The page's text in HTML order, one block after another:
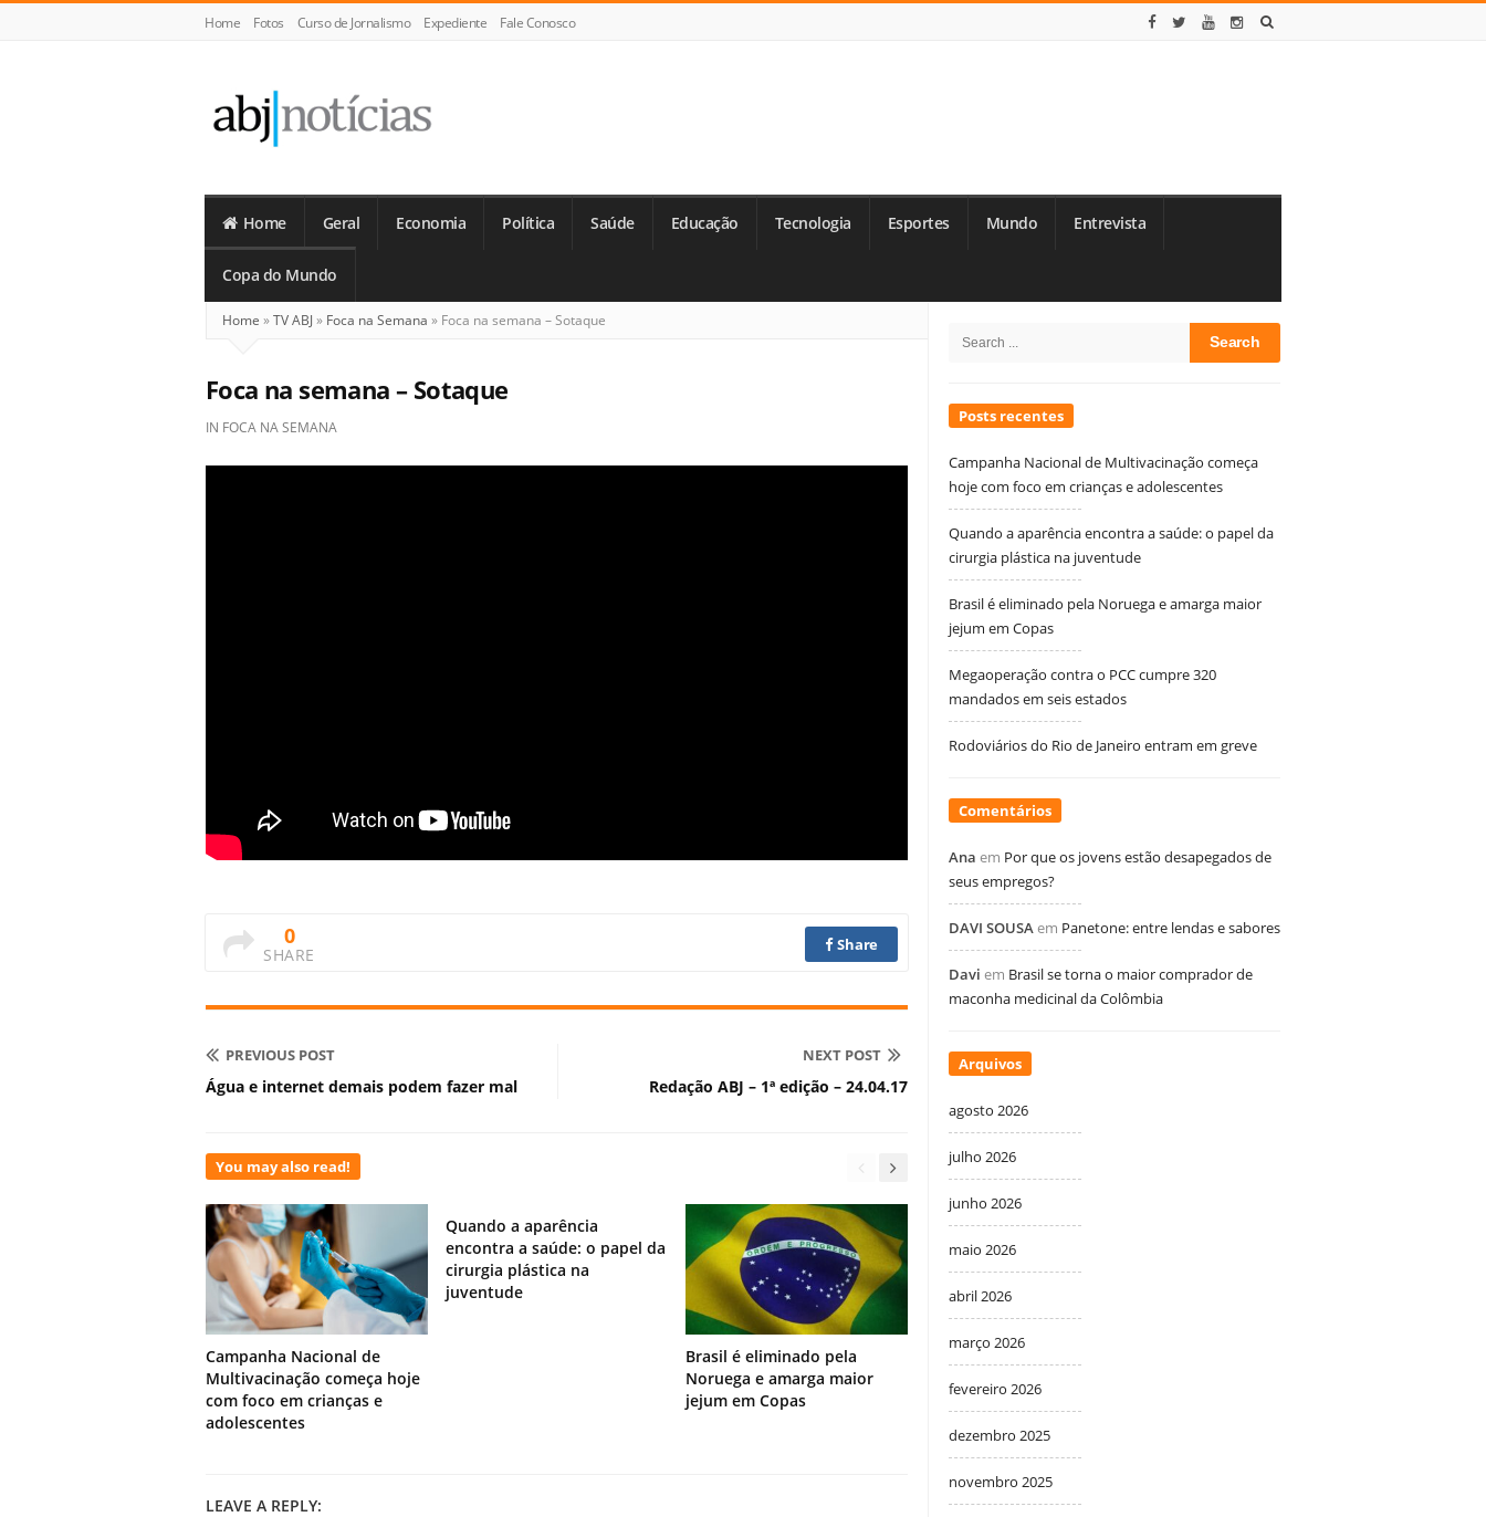
Home Fotos Curso de Jornalismo Expediente Fale Conosco
Notícias
Home Geral Economia Política Saúde Educação Tecnologia Esportes Mundo Entrevista
Copa do Mundo
Home »TV ABJ » Foca na Semana » Foca na semana – Sotaque
Foca na semana – Sotaque
IN FOCA NA SEMANA
0
SHARE
Share
PREVIOUS POST
Água e internet demais podem fazer mal
NEXT POST
Redação ABJ – 1ª edição – 24.04.17
You may also read!
Campanha Nacional de
Multivacinação começa hoje
com foco em crianças e
adolescentes
Quando a aparência
encontra a saúde: o papel da
cirurgia plástica na
juventude
Brasil é eliminado pela
Noruega e amarga maior
jejum em Copas
LEAVE A REPLY:
Sidebar
Search
Posts recentes
Campanha Nacional de Multivacinação começa
hoje com foco em crianças e adolescentes
Quando a aparência encontra a saúde: o papel da
cirurgia plástica na juventude
Brasil é eliminado pela Noruega e amarga maior
jejum em Copas
Megaoperação contra o PCC cumpre 320
mandados em seis estados
Rodoviários do Rio de Janeiro entram em greve
Comentários
Ana em Por que os jovens estão desapegados de
seus empregos?
DAVI SOUSAem Panetone: entre lendas e sabores
Davi em Brasil se torna o maior comprador de
maconha medicinal da Colômbia
Arquivos
agosto 2026
julho 2026
junho 2026
maio 2026
abril 2026
março 2026
fevereiro 2026
dezembro 2025
novembro 2025